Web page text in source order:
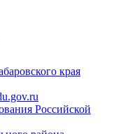
края
Российской